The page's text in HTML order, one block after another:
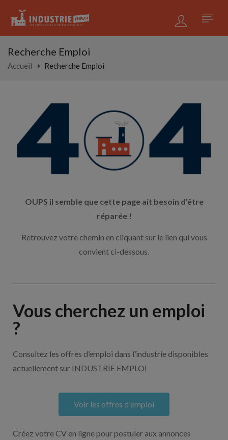
Recherche Emploi
Accueil Recherche Emploi
OUPS il semble que cette page ait besoin d’être
réparée !
Retrouvez votre chemin en cliquant sur le lien qui vous
convient ci-dessous.
Vous cherchez un emploi
?
Consultez les offres d’emploi dans l’industrie disponibles
actuellement sur INDUSTRIE EMPLOI
Voir les offres d'emploi
Créez votre CV en ligne pour postuler aux annonces